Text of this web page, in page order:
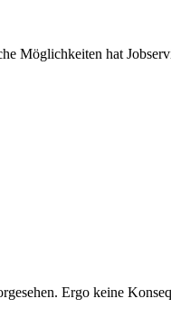
Möglichkeiten hat
Ergo keine